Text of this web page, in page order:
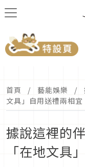
首頁 藝能娛樂
文具」自用送禮兩相宜
據說這裡的
「在地文具